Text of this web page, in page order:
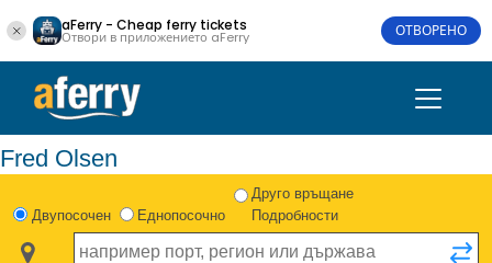
aFerry - Cheap ferry tickets
Отвори в приложението aFerry ОТВОРЕНО
Fred Olsen
Двупосочен Еднопосочно
Друго връщане
Подробности